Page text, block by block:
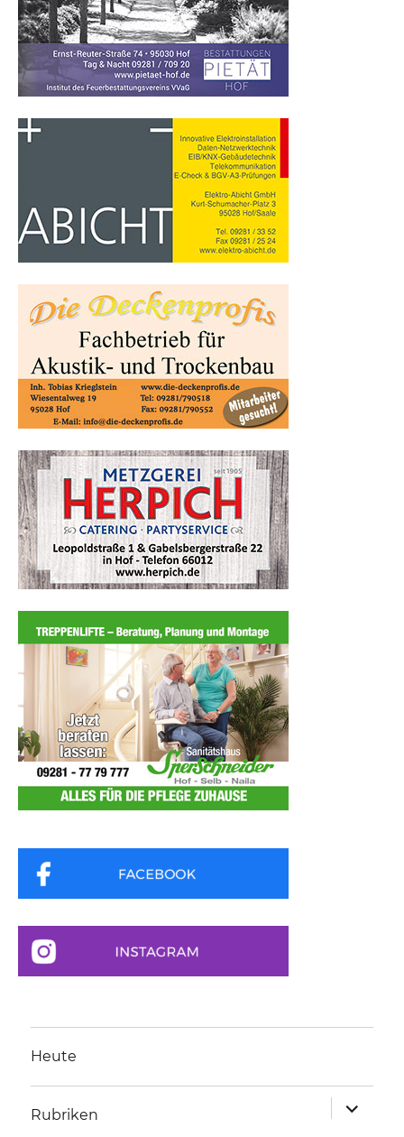
Heute
Rubriken
anzeigen